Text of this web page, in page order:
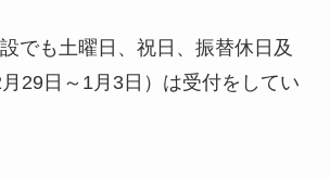
でも土曜日、祝日、振替休日及
29日～1月3日）は受付をしてい